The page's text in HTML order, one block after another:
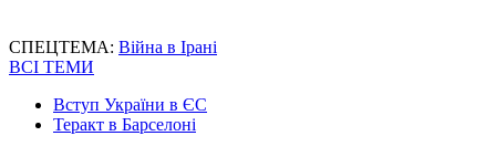
СПЕЦТЕМА: Війна в Ірані
ВСІ ТЕМИ
Вступ України в ЄС
Теракт в Барселоні